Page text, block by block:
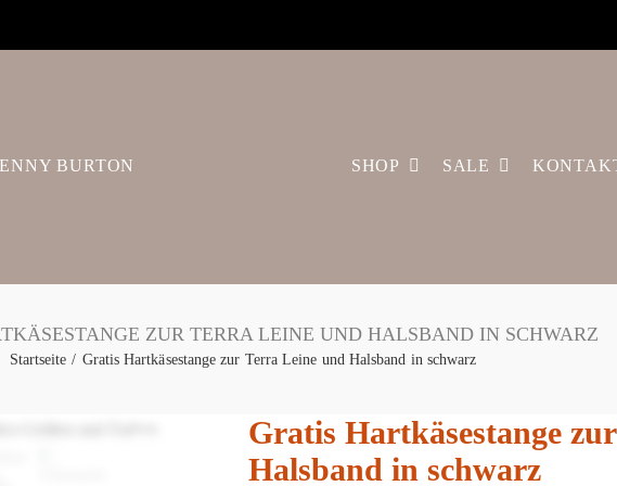
BURTON SHOP SALE
ZUR TERRA LEINE UND HALSBAND IN SCHWARZ
Startseite Gratis Hartkäsestange zur Terra Leine und Halsband in schwarz
Gratis Hartkäsestange
Halsband in schwarz